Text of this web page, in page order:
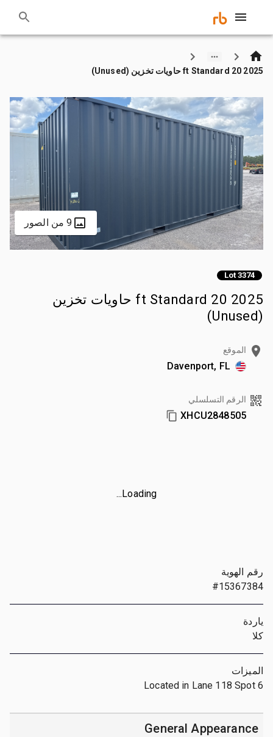
2025 20 ft Standard حاويات تخزين (Unused)
9 من الصور
Lot 3374
2025 20 ft Standard حاويات تخزين
(Unused)
الموقع
Davenport, FL
الرقم التسلسلي
XHCU2848505
Loading...
رقم الهوية
#15367384
ياردة
كلا
الميزات
Located in Lane 118 Spot 6
General Appearance